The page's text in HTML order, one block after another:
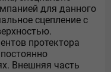
для данного
сцепление с
протектора
Внешняя часть